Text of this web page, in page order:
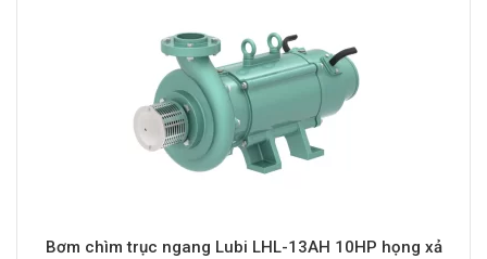
Bơm chìm trục ngang Lubi LHL-13AH 10HP họng xả